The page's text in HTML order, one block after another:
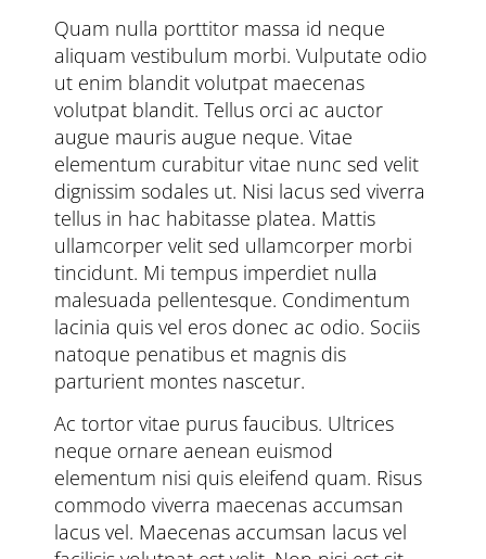
Quam nulla porttitor massa id neque
aliquam vestibulum morbi. Vulputate odio
ut enim blandit volutpat maecenas
volutpat blandit. Tellus orci ac auctor
augue mauris augue neque. Vitae
elementum curabitur vitae nunc sed velit
dignissim sodales ut. Nisi lacus sed viverra
tellus in hac habitasse platea. Mattis
ullamcorper velit sed ullamcorper morbi
tincidunt. Mi tempus imperdiet nulla
malesuada pellentesque. Condimentum
lacinia quis vel eros donec ac odio. Sociis
natoque penatibus et magnis dis
parturient montes nascetur.
Ac tortor vitae purus faucibus. Ultrices
neque ornare aenean euismod
elementum nisi quis eleifend quam. Risus
commodo viverra maecenas accumsan
lacus vel. Maecenas accumsan lacus vel